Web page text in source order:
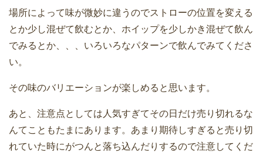
場所によって味が微妙に違うのでストローの位置を変える
とか少し混ぜて飲むとか、ホイップを少しかき混ぜて飲ん
でみるとか、、、いろいろなパターンで飲んでみてくださ
い。
その味のバリエーションが楽しめると思います。
あと、注意点としては人気すぎてその日だけ売り切れるな
んてこともたまにあります。あまり期待しすぎると売り切
れていた時にがつんと落ち込んだりするので注意してくだ